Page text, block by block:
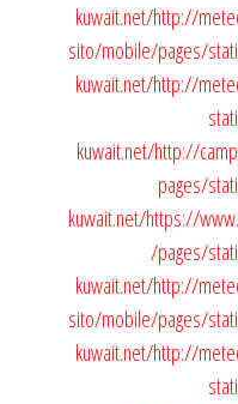
kuwait.net/http://
sito/mobile/pages/
kuwait.net/http://
kuwait.net/http://
pages/
kuwait.net/https://
/pages/
kuwait.net/http://
sito/mobile/pages/
kuwait.net/http://